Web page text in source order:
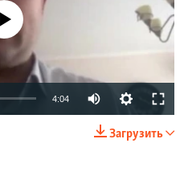
currently available
4:04
240p
Загрузить